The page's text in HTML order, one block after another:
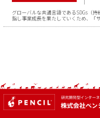
グローバルな共通言語であるSDGs（
指し事業成長を果たしていくため、「